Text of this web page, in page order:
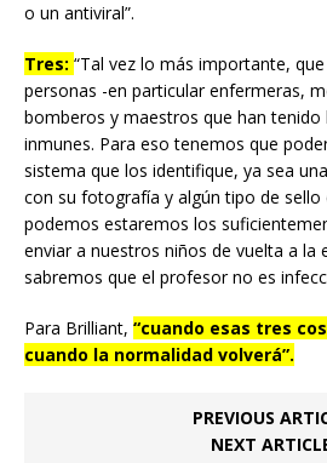
o un antiviral”.
Tres: “Tal vez lo más importante,
personas -en particular enfermeras,
bomberos y maestros que han tenido
inmunes. Para eso tenemos que
sistema que los identifique, ya sea
con su fotografía y algún tipo de sello
podemos estaremos los
enviar a nuestros niños de vuelta a la
sabremos que el profesor no es
Para Brilliant, “cuando esas tres
cuando la normalidad volverá”.
PREVIOUS
NEXT